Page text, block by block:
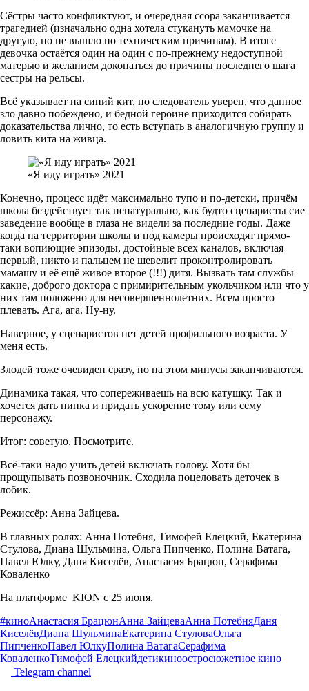
Сёстры часто конфликтуют, и очередная ссора заканчивается
трагедией (изначально одна хотела стукануть мамочке на
другую, но не вышло по техническим причинам). В итоге
девочка остаётся один на один с по-прежнему недоступной
матерью и желанием докопаться до причины последнего шага
сестры на рельсы.
Всё указывает на синий кит, но следователь уверен, что данное
зло давно побеждено, и бедной героине приходится собирать
доказательства лично, то есть вступать в аналогичную группу и
ловить кита на живца.
«Я иду играть» 2021
Конечно, процесс идёт максимально тупо и по-детски, причём
школа бездействует так ненатурально, как будто сценаристы сие
заведение вообще в глаза не видели за последние годы. Даже
когда на территории школы и под камеры происходят прямо-
таки вопиющие эпизоды, достойные всех каналов, включая
первый, никто и пальцем не шевелит проконтролировать
мамашу и её ещё живое второе (!!!) дитя. Вызвать там службы
какие, доброго доктора с примирительным укольчиком или что у
них там положено для несовершеннолетних. Всем просто
плевать. Ага, ага. Ну-ну.
Наверное, у сценаристов нет детей профильного возраста. У
меня есть.
Злодей тоже очевиден сразу, но на этом минусы заканчиваются.
Динамика такая, что сопереживаешь на всю катушку. Так и
хочется дать пинка и придать ускорение тому или сему
персонажу.
Итог: советую. Посмотрите.
Всё-таки надо учить детей включать голову. Хотя бы
прощупывать позвоночник. Сходила поцеловать деточек в
лобик.
Режиссёр: Анна Зайцева.
В главных ролях: Анна Потебня, Тимофей Елецкий, Екатерина
Стулова, Диана Шульмина, Ольга Пипченко, Полина Ватага,
Павел Юлку, Даня Киселёв, Анастасия Брацюн, Серафима
Коваленко
На платформе KION с 25 июня.
#киноАнастасия БрацюнАнна ЗайцеваАнна ПотебняДаня
КиселёвДиана ШульминаЕкатерина СтуловаОльга
ПипченкоПавел ЮлкуПолина ВатагаСерафима
КоваленкоТимофей Елецкийдетикиноостросюжетное кино
Telegram channel